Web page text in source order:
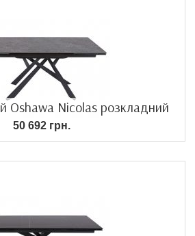
Oshawa Nicolas розкладний
50 692 грн.